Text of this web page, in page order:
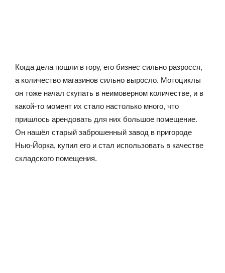
Когда дела пошли в гору, его бизнес сильно разросся,
а количество магазинов сильно выросло. Мотоциклы
он тоже начал скупать в неимоверном количестве, и в
какой-то момент их стало настолько много, что
пришлось арендовать для них большое помещение.
Он нашёл старый заброшенный завод в пригороде
Нью-Йорка, купил его и стал использовать в качестве
складского помещения.